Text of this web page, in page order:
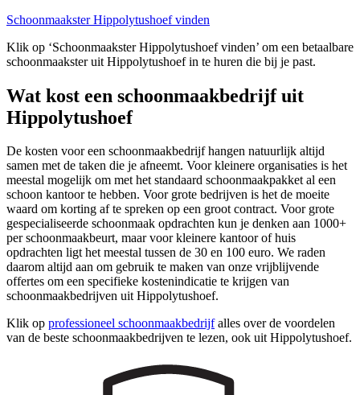
Schoonmaakster Hippolytushoef vinden
Klik op ‘Schoonmaakster Hippolytushoef vinden’ om een betaalbare
schoonmaakster uit Hippolytushoef in te huren die bij je past.
Wat kost een schoonmaakbedrijf uit
Hippolytushoef
De kosten voor een schoonmaakbedrijf hangen natuurlijk altijd
samen met de taken die je afneemt. Voor kleinere organisaties is het
meestal mogelijk om met het standaard schoonmaakpakket al een
schoon kantoor te hebben. Voor grote bedrijven is het de moeite
waard om korting af te spreken op een groot contract. Voor grote
gespecialiseerde schoonmaak opdrachten kun je denken aan 1000+
per schoonmaakbeurt, maar voor kleinere kantoor of huis
opdrachten ligt het meestal tussen de 30 en 100 euro. We raden
daarom altijd aan om gebruik te maken van onze vrijblijvende
offertes om een specifieke kostenindicatie te krijgen van
schoonmaakbedrijven uit Hippolytushoef.
Klik op professioneel schoonmaakbedrijfalles over de voordelen
van de beste schoonmaakbedrijven te lezen, ook uit Hippolytushoef.